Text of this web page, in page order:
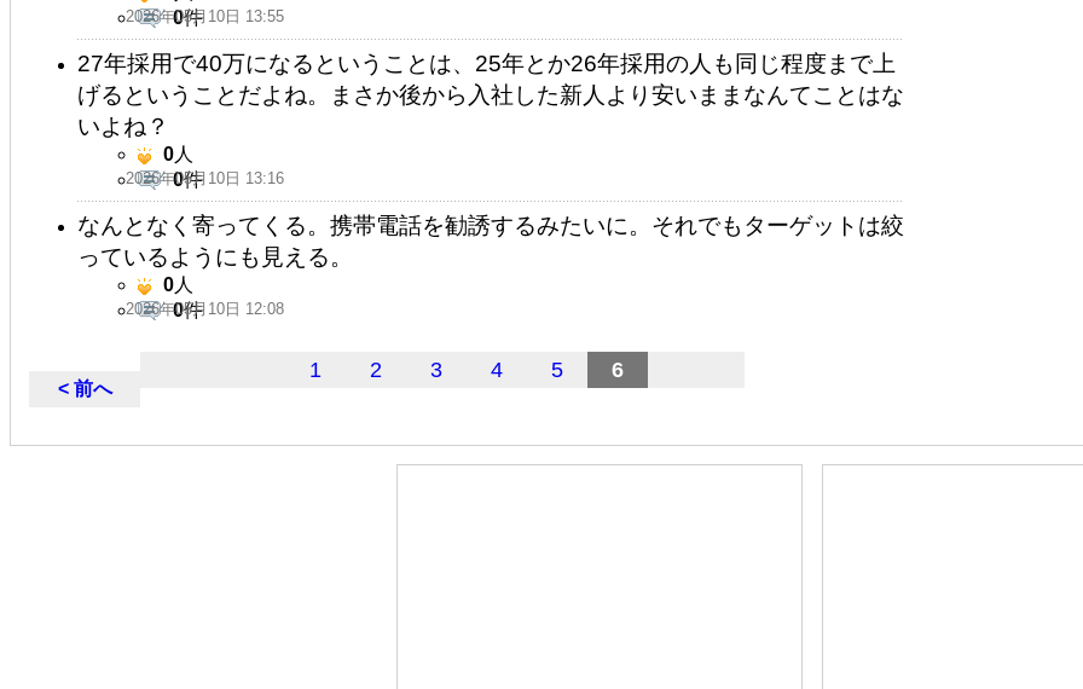
2026年05月10日 13:55
0件
27年採用で40万になるということは、25年とか26年採用の人も同じ程度まで上
げるということだよね。まさか後から入社した新人より安いままなんてことはな
いよね？
2026年05月10日 13:16
0人
0件
なんとなく寄ってくる。携帯電話を勧誘するみたいに。それでもターゲットは絞
っているようにも見える。
2026年05月10日 12:08
0人
0件
< 前へ
1 2 3 4 5 6